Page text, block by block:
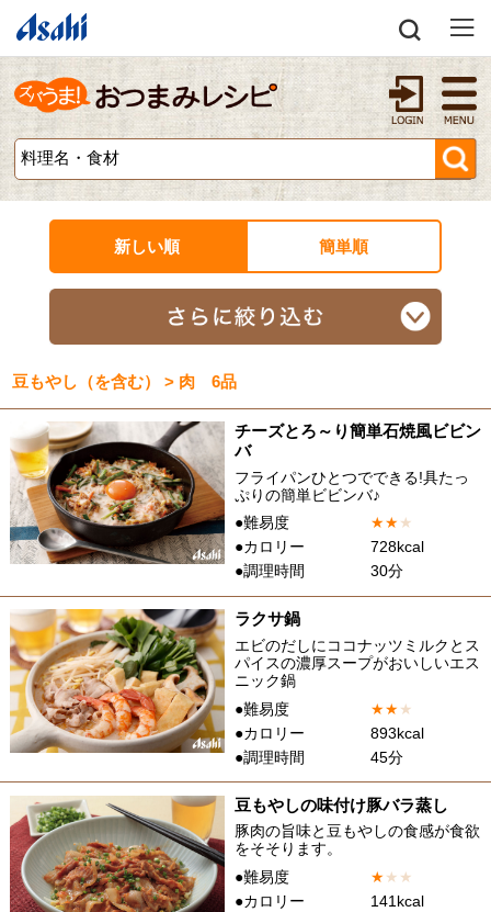
新しい順 簡単順
豆もやし（を含む） > 肉 6品
チーズとろ～り簡単石焼風ビビン
バ
フライパンひとつでできる!具たっ
ぷりの簡単ビビンバ♪
●難易度
★★★
●カロリー
728kcal
●調理時間
30分
ラクサ鍋
エビのだしにココナッツミルクとス
パイスの濃厚スープがおいしいエス
ニック鍋
●難易度
★★★
●カロリー
893kcal
●調理時間
45分
豆もやしの味付け豚バラ蒸し
豚肉の旨味と豆もやしの食感が食欲
をそそります。
●難易度
★★ ★
●カロリー
141kcal